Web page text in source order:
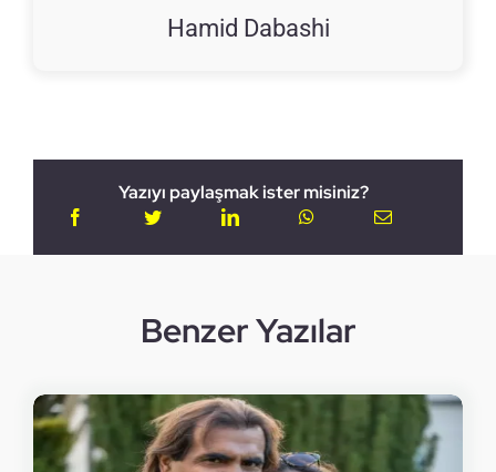
Hamid Dabashi
Yazıyı paylaşmak ister misiniz?
Benzer Yazılar